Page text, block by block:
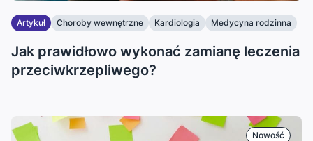
Artykuł Choroby wewnętrzne Kardiologia Medycyna rodzinna
Jak prawidłowo wykonać zamianę leczenia
przeciwkrzepliwego?
Nowość